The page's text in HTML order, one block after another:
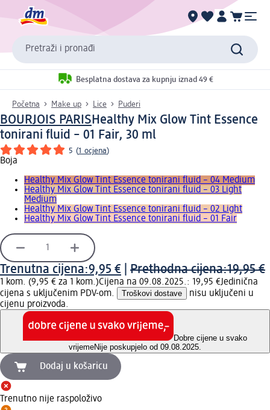
Pretraži i pronađi
Besplatna dostava za kupnju iznad 49 €
Početna Make up Lice Puderi
BOURJOIS PARIS Healthy Mix Glow Tint Essence
tonirani fluid – 01 Fair, 30 ml
5 (1 ocjena)
Boja
Healthy Mix Glow Tint Essence tonirani fluid – 04 Medium
Healthy Mix Glow Tint Essence tonirani fluid – 03 Light
Medium
Healthy Mix Glow Tint Essence tonirani fluid – 02 Light
Healthy Mix Glow Tint Essence tonirani fluid – 01 Fair
Trenutna cijena:9,95 € Prethodna cijena:19,95 €
1 kom. (9,95 € za 1 kom.)Cijena na 09.08.2025.: 19,95 €Jedinična
cijena s uključenim PDV-om.
Troškovi dostave
nisu uključeni u
cijenu proizvoda.
Dobre cijene u svako
vrijemeNije poskupjelo od 09.08.2025.
Dodaj u košaricu
Trenutno nije raspoloživo